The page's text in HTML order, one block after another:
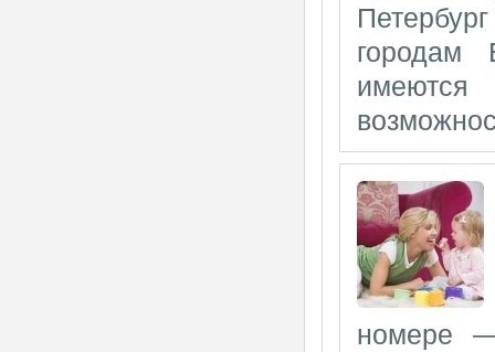
городам
номере